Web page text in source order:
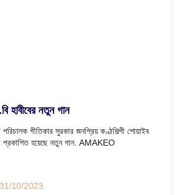
হাবীবের নতুন গান
পরিচালক গীতিকার সুরকার জনপ্রিয় কণ্ঠশিল্পী শোয়াইব
প্রকাশিত হয়েছে নতুন গান. AMAKEO
31/10/2023